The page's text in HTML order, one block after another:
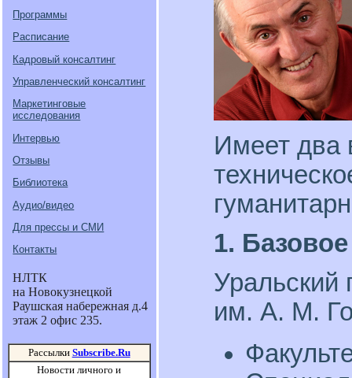
Программы
Расписание
Кадровый консалтинг
Управленческий консалтинг
Маркетинговые
исследования
Интервью
Отзывы
Библиотека
Аудио/видео
Для прессы и СМИ
Контакты
НЛТК
на Новокузнецкой
Раушская набережная д.4
этаж 2 офис 235.
Рассылки Subscribe.Ru
Новости личного и
Имеет два
1.
Уральский
им. А. М.